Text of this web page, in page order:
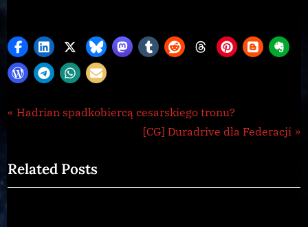
CG
news
Nawigacja
P
v
i
Hadrian spadkobiercą cesarskiego tronu?
N
t
[CG] Duradrive dla Federacji
Related Posts